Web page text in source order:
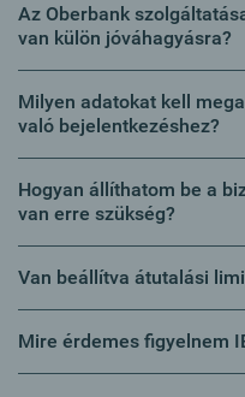
Az Oberbank
van külön jóváhagyásra?
Milyen adatokat kell
való bejelentkezéshez?
Hogyan állíthatom be a
van erre szükség?
Van beállítva átutalási
Mire érdemes figyelnem